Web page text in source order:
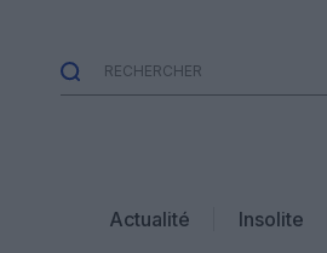
Actualité Insolite